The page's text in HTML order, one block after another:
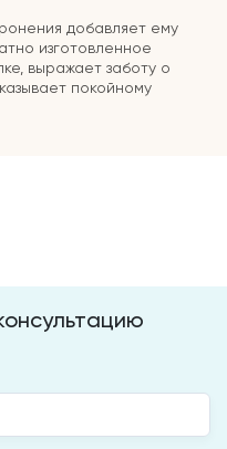
добавляет ему
изготовленное
выражает заботу о
покойному